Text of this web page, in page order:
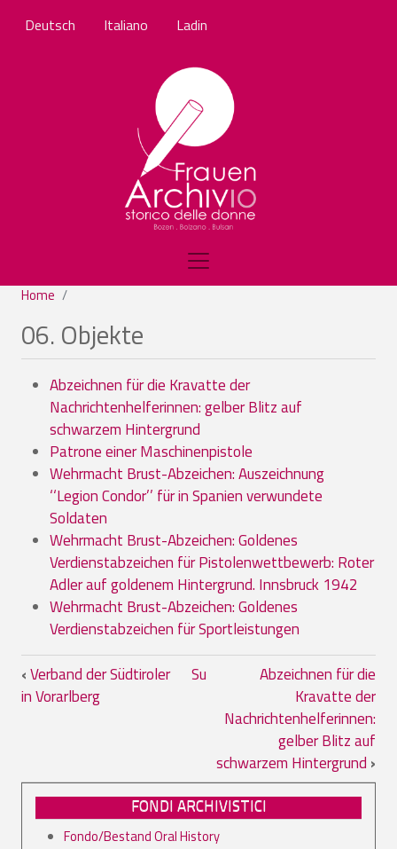
Deutsch Italiano Ladin
Home
06. Objekte
Abzeichnen für die Kravatte der
Nachrichtenhelferinnen: gelber Blitz auf
schwarzem Hintergrund
Patrone einer Maschinenpistole
Wehrmacht Brust-Abzeichen: Auszeichnung
‘‘Legion Condor’’ für in Spanien verwundete
Soldaten
Wehrmacht Brust-Abzeichen: Goldenes
Verdienstabzeichen für Pistolenwettbewerb: Roter
Adler auf goldenem Hintergrund. Innsbruck 1942
Wehrmacht Brust-Abzeichen: Goldenes
Verdienstabzeichen für Sportleistungen
Link di attraversamento del book per
‹Verband der Südtiroler
in Vorarlberg
Su
Abzeichnen für die
Kravatte der
Nachrichtenhelferinnen:
gelber Blitz auf
schwarzem Hintergrund ›
FONDI ARCHIVISTICI
Fondo/Bestand Oral History